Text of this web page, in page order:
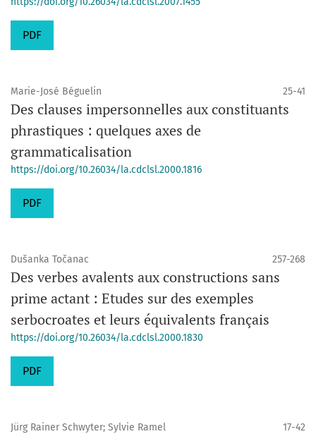
PDF
Marie-José Béguelin 25-41
Des clauses impersonnelles aux constituants
phrastiques : quelques axes de
grammaticalisation
https://doi.org/10.26034/la.cdclsl.2000.1816
PDF
Dušanka Točanac 257-268
Des verbes avalents aux constructions sans
prime actant : Etudes sur des exemples
serbocroates et leurs équivalents français
https://doi.org/10.26034/la.cdclsl.2000.1830
PDF
Jürg Rainer Schwyter; Sylvie Ramel 17-42